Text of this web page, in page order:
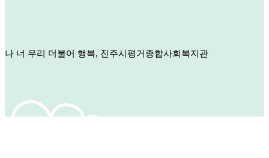
나 너 우리 더불어 행복, 진주시평거종합사회복지관